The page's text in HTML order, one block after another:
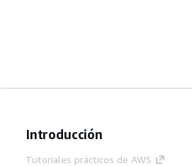
Introducción
Tutoriales prácticos de AWS